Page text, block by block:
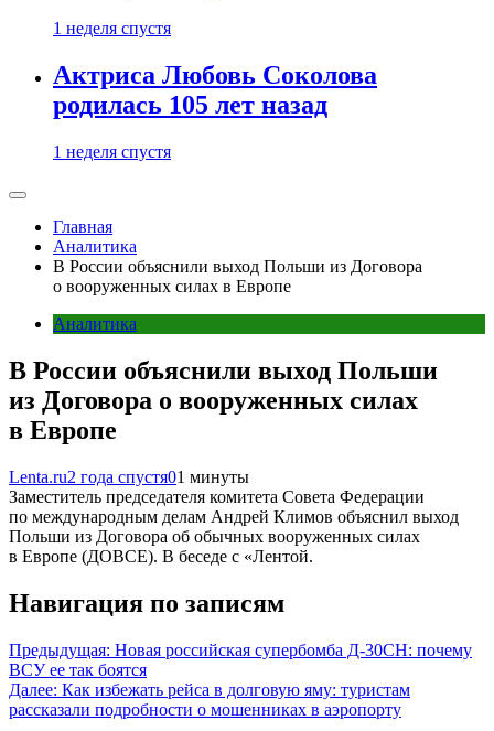
1 неделя спустя
Актриса Любовь Соколова
родилась 105 лет назад
1 неделя спустя
Главная
Аналитика
В России объяснили выход Польши из Договора
о вооруженных силах в Европе
Аналитика
В России объяснили выход Польши
из Договора о вооруженных силах
в Европе
Lenta.ru2 года спустя01 минуты
Заместитель председателя комитета Совета Федерации
по международным делам Андрей Климов объяснил выход
Польши из Договора об обычных вооруженных силах
в Европе (ДОВСЕ). В беседе с «Лентой.
Навигация по записям
Предыдущая: Новая российская супербомба Д-30СН: почему
ВСУ ее так боятся
Далее: Как избежать рейса в долговую яму: туристам
рассказали подробности о мошенниках в аэропорту